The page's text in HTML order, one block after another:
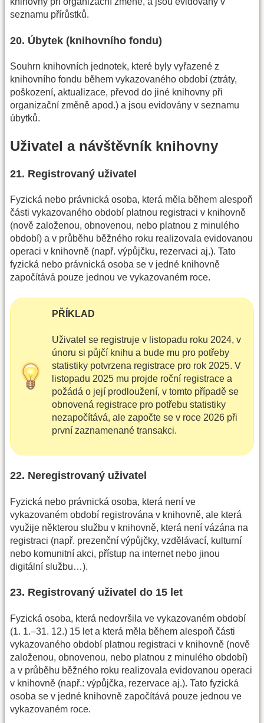
seznamu přírůstků.
20. Úbytek (knihovního fondu)
Souhrn knihovních jednotek, které byly vyřazené z
knihovního fondu během vykazovaného období (ztráty,
poškození, aktualizace, převod do jiné knihovny při
organizační změně apod.) a jsou evidovány v seznamu
úbytků.
Uživatel a návštěvník knihovny
21. Registrovaný uživatel
Fyzická nebo právnická osoba, která měla během alespoň
části vykazovaného období platnou registraci v knihovně
(nově založenou, obnovenou, nebo platnou z minulého
období) a v průběhu běžného roku realizovala evidovanou
operaci v knihovně (např. výpůjčku, rezervaci aj.). Tato
fyzická nebo právnická osoba se v jedné knihovně
započítává pouze jednou ve vykazovaném roce.
PŘÍKLAD
Uživatel se registruje v listopadu roku 2024, v
únoru si půjčí knihu a bude mu pro potřeby
statistiky potvrzena registrace pro rok 2025. V
listopadu 2025 mu projde roční registrace a
požádá o její prodloužení, v tomto případě se
obnovená registrace pro potřebu statistiky
nezapočítává, ale započte se v roce 2026 při
první zaznamenané transakci.
22. Neregistrovaný uživatel
Fyzická nebo právnická osoba, která není ve
vykazovaném období registrována v knihovně, ale která
využije některou službu v knihovně, která není vázána na
registraci (např. prezenční výpůjčky, vzdělávací, kulturní
nebo komunitní akci, přístup na internet nebo jinou
digitální službu…).
23. Registrovaný uživatel do 15 let
Fyzická osoba, která nedovršila ve vykazovaném období
(1. 1.–31. 12.) 15 let a která měla během alespoň části
vykazovaného období platnou registraci v knihovně (nově
založenou, obnovenou, nebo platnou z minulého období)
a v průběhu běžného roku realizovala evidovanou operaci
v knihovně (např.: výpůjčka, rezervace aj.). Tato fyzická
osoba se v jedné knihovně započítává pouze jednou ve
vykazovaném roce.